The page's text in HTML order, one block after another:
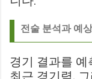
전술 분석과 예상
경기 결과를 예
최근 경기력,